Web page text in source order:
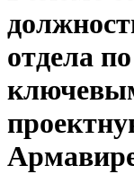
отдела